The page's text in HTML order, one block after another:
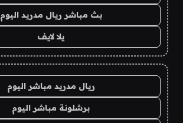
بث مباشر ريال مدريد اليوم
يلا لايف
ريال مدريد مباشر اليوم
برشلونة مباشر اليوم